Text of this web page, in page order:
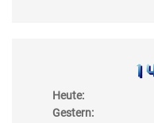
Heute:
Gestern: